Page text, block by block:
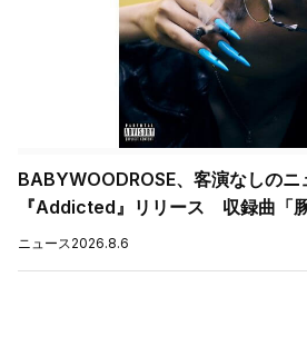
BABYWOODROSE、客演なしのニ
『Addicted』リリース 収録曲「
ニュース2026.8.6